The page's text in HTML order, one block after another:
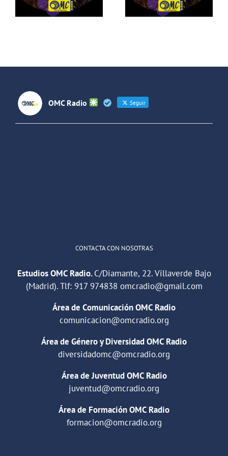
OMC Radio Seguir
CONTACTA CON NOSOTRAS
Estudios OMC Radio.C/Diamante, 22. Villaverde Bajo
(Madrid). Tlf: 917 974838 omcradio@gmail.com
Área de Comunicación OMC Radio
comunicacion@omcradio.org
Área de Género y Diversidad OMC Radio
diversidadomc@omcradio.org
Área de Juventud OMC Radio
juventud@omcradio.org
Área de Formación OMC Radio
formacion@omcradio.org